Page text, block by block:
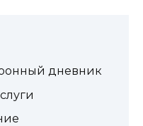
дневник